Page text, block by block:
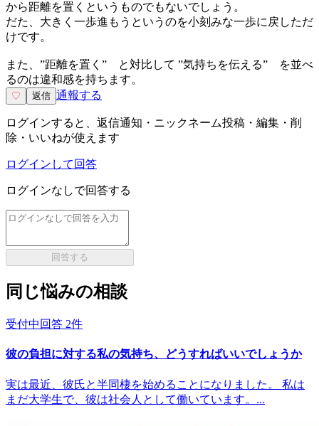
から距離を置くというものでもないでしょう。
だた、大きく一歩進もうというのを小刻みな一歩に戻しただ
けです。
また、”距離を置く” と対比して ”気持ちを伝える” を並べ
るのは違和感を持ちます。
♡ 返信 通報する
ログインすると、返信通知・ニックネーム投稿・編集・削
除・いいねが使えます
ログインして回答
ログインなしで回答する
回答する
同じ悩みの相談
受付中 回答 2件
彼の負担に対する私の気持ち、どうすればいいでしょうか
実は最近、彼氏と半同棲を始めることになりました。 私は
まだ大学生で、彼は社会人として働いています。...